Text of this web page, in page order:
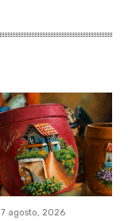
7 agosto, 2026